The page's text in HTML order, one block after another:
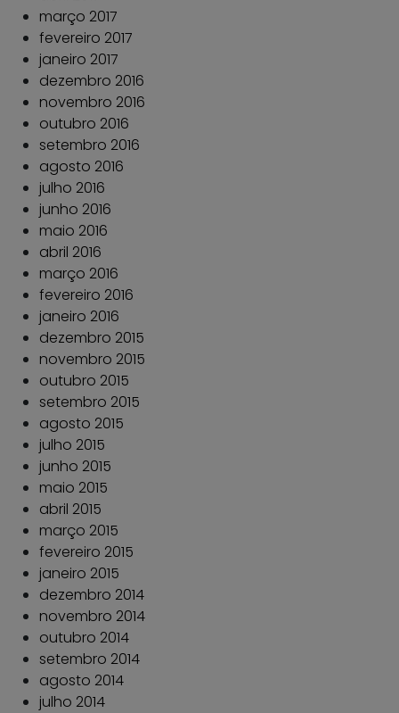
março 2017
fevereiro 2017
janeiro 2017
dezembro 2016
novembro 2016
outubro 2016
setembro 2016
agosto 2016
julho 2016
junho 2016
maio 2016
abril 2016
março 2016
fevereiro 2016
janeiro 2016
dezembro 2015
novembro 2015
outubro 2015
setembro 2015
agosto 2015
julho 2015
junho 2015
maio 2015
abril 2015
março 2015
fevereiro 2015
janeiro 2015
dezembro 2014
novembro 2014
outubro 2014
setembro 2014
agosto 2014
julho 2014